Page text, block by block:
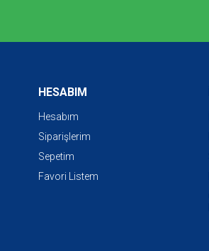
HESABIM
Hesabım
Siparişlerim
Sepetim
Favori Listem